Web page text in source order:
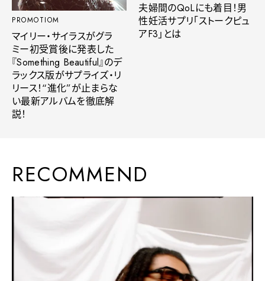
PROMOTIOM
マイリー・サイラスがグラ
ミー初受賞後に発表した
『Something Beautiful』のデ
ラックス版がサプライズ・リ
リース！“進化”が止まらな
い最新アルバムを徹底解
説！
夫婦間のQoLにも着目！男
性妊活サプリ「ストークピュ
アF3」とは
RECOMMEND